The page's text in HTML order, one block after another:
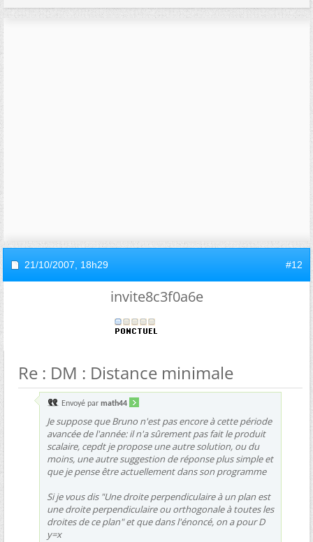
21/10/2007, 18h29 #12
invite8c3f0a6e
Re : DM : Distance minimale
Envoyé par math44
Je suppose que Bruno n'est pas encore à cette période
avancée de l'année: il n'a sûrement pas fait le produit
scalaire, cepdt je propose une autre solution, ou du
moins, une autre suggestion de réponse plus simple et
que je pense être actuellement dans son programme
Si je vous dis "Une droite perpendiculaire à un plan est
une droite perpendiculaire ou orthogonale à toutes les
droites de ce plan" et que dans l'énoncé, on a pour D
y=x